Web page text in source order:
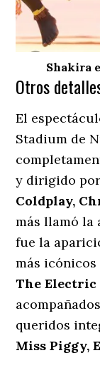
Shakira
Otros
El
Stadium de
y dirigido
Coldplay,
más llamó la
fue la
más icónicos
The
queridos
Miss Piggy,